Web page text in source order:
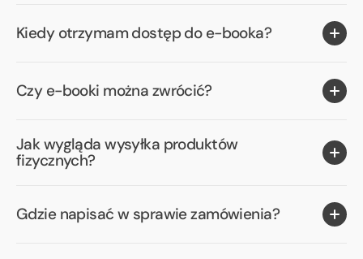
Kiedy otrzymam dostęp do e-booka?
Czy e-booki można zwrócić?
Jak wygląda wysyłka produktów
fizycznych?
Gdzie napisać w sprawie zamówienia?